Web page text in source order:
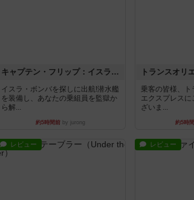
キャプテン・フリップ：イスラ・ボンバ
イスラ・ボンバを探しに出航!潜水艦
を装備し、あなたの乗組員を監獄か
ら解...
約5時間前 by jurong
乗客の皆様、ト
エクスプレス
ざいま...
約5時
レビュー レビュー